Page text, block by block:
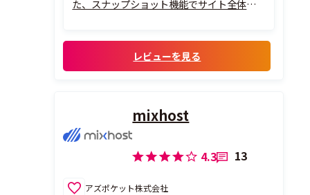
た、スナップショット機能でサイト全体の
クが大幅に軽減できます。
レビューを見る
mixhost
4.3 13
アズポケット株式会社